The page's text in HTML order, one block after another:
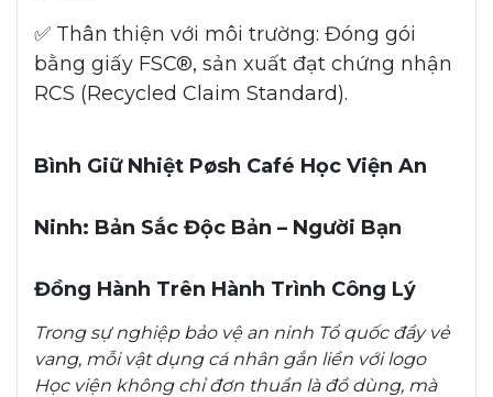
✅ Thân thiện với môi trường: Đóng gói
bằng giấy FSC®, sản xuất đạt chứng nhận
RCS (Recycled Claim Standard).
Bình Giữ Nhiệt Pøsh Café Học Viện An
Ninh: Bản Sắc Độc Bản – Người Bạn
Đồng Hành Trên Hành Trình Công Lý
Trong sự nghiệp bảo vệ an ninh Tổ quốc đầy vẻ
vang, mỗi vật dụng cá nhân gắn liền với logo
Học viện không chỉ đơn thuần là đồ dùng, mà